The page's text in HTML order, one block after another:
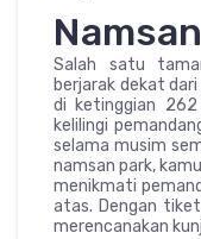
Salah satu
berjarak dekat dari
di ketinggian
kelilingi
selama musim
namsan park,
menikmati
atas. Dengan
merencanakan